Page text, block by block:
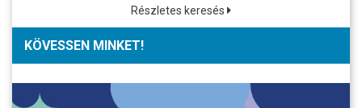
Részletes keresés
KÖVESSEN MINKET!